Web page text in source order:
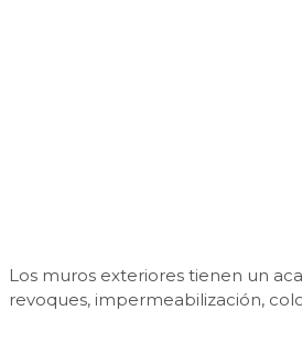
Los muros exteriores tienen un
revoques, impermeabilización,